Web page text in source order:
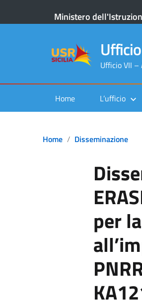
Ministero
Ufficio VII
Home L’ufficio
Home Disseminazione
per